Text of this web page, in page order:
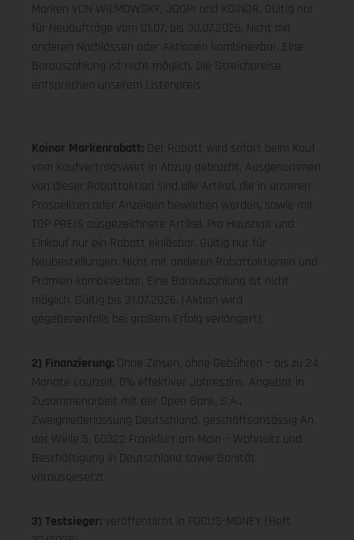
Marken VON WILMOWSKY, JOOP! und KOINOR. Gültig nur
für Neuaufträge vom 01.07. bis 30.07.2026. Nicht mit
anderen Nachlässen oder Aktionen kombinierbar. Eine
Barauszahlung ist nicht möglich. Die Streichpreise
entsprechen unserem Listenpreis.
Koinor Markenrabatt: Der Rabatt wird sofort beim Kauf
vom Kaufvertragswert in Abzug gebracht. Ausgenommen
von dieser Rabattaktion sind alle Artikel, die in unseren
Prospekten oder Anzeigen beworben werden, sowie mit
TOP PREIS ausgezeichnete Artikel. Pro Haushalt und
Einkauf nur ein Rabatt einlösbar. Gültig nur für
Neubestellungen. Nicht mit anderen Rabattaktionen und
Prämien kombinierbar. Eine Barauszahlung ist nicht
möglich. Gültig bis 31.07.2026. (Aktion wird
gegebenenfalls bei großem Erfolg verlängert).
2) Finanzierung: Ohne Zinsen, ohne Gebühren – bis zu 24
Monate Laufzeit, 0% effektiver Jahreszins. Angebot in
Zusammenarbeit mit der Open Bank, S.A.,
Zweigniederlassung Deutschland, geschäftsansässig An
der Welle 5, 60322 Frankfurt am Main – Wohnsitz und
Beschäftigung in Deutschland sowie Bonität
vorausgesetzt
3) Testsieger: veröffentlicht in FOCUS-MONEY (Heft